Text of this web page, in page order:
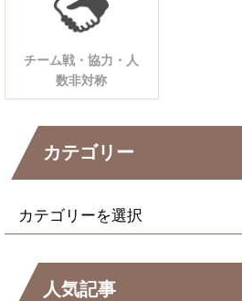
チーム戦・協力・人
数非対称
カテゴリー
人気記事